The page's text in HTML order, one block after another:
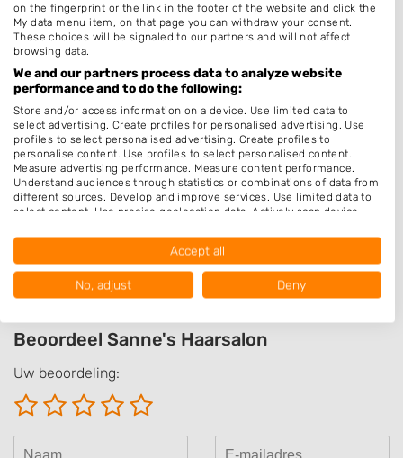
Barber
Zonder Afspraak
Hairextensions
Epileren
Make-up & Visagie
Schoonheidssalon
Pruiken
Openingstijden
Beoordeel Sanne's Haarsalon
Uw beoordeling:
on the fingerprint or the link in the footer of the website and click the
My data menu item, on that page you can withdraw your consent.
These choices will be signaled to our partners and will not affect
browsing data.
We and our partners process data to analyze website
performance and to do the following:
Store and/or access information on a device. Use limited data to
select advertising. Create profiles for personalised advertising. Use
profiles to select personalised advertising. Create profiles to
personalise content. Use profiles to select personalised content.
Measure advertising performance. Measure content performance.
Understand audiences through statistics or combinations of data from
different sources. Develop and improve services. Use limited data to
select content. Use precise geolocation data. Actively scan device
Data may be shared outside of the European Union and send to the
Your consent and the cookie policy applies solely to this website/app.
View Partner List (1017 IAB Vendors)
We use your data for the following purposes:
IAB processing purposes:
Store and/or access information on a device
Use limited data to select advertising
Accept all
No, adjust Deny